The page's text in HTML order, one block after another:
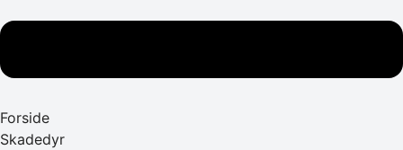
Forside
Skadedyr